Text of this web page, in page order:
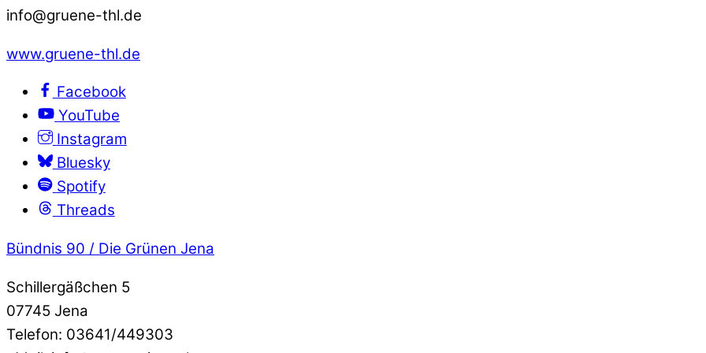
info@gruene-thl.de
www.gruene-thl.de
Facebook
YouTube
Instagram
Bluesky
Spotify
Threads
Bündnis 90 / Die Grünen Jena
Schillergäßchen 5
07745 Jena
Telefon: 03641/449303